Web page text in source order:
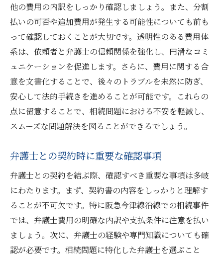
他の費用の内訳をしっかり確認しましょう。また、分割
払いの可否や追加費用が発生する可能性についても前も
って確認しておくことが大切です。透明性のある費用体
系は、依頼者と弁護士の信頼関係を強化し、円滑なコミ
ュニケーションを促進します。さらに、費用に関する合
意を文書化することで、後々のトラブルを未然に防ぎ、
安心して法的手続きを進めることが可能です。これらの
点に留意することで、相続問題における不安を軽減し、
スムーズな問題解決を図ることができるでしょう。
弁護士との契約時に重要な確認事項
弁護士との契約を結ぶ際、確認すべき重要な事項は多岐
にわたります。まず、契約書の内容をしっかりと理解す
ることが不可欠です。特に阪急今津線沿線での相続事件
では、弁護士費用の明確な内訳や支払条件に注意を払い
ましょう。次に、弁護士の経験や専門知識についても確
認が必要です。相続問題に特化した弁護士を選ぶこと